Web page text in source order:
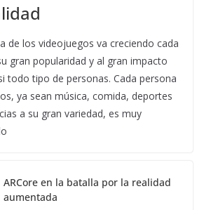
de los videojuegos va creciendo cada
gran popularidad y al gran impacto
todo tipo de personas. Cada persona
ya sean música, comida, deportes
a su gran variedad, es muy
ARCore en la batalla por la realidad
aumentada